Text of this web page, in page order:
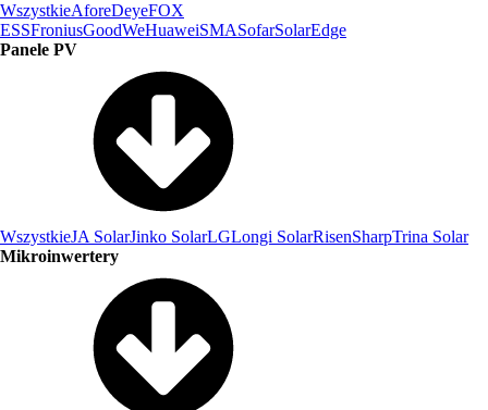
WszystkieAforeDeyeFOX
ESSFroniusGoodWeHuaweiSMASofarSolarEdge
Panele PV
WszystkieJA SolarJinko SolarLGLongi SolarRisenSharpTrina Solar
Mikroinwertery